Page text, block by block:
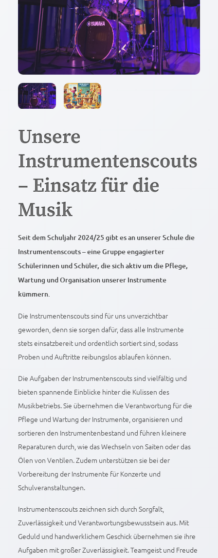
Unsere
Instrumentenscouts
– Einsatz für die
Musik
Seit dem Schuljahr 2024/25 gibt es an unserer Schule die
Instrumentenscouts – eine Gruppe engagierter
Schülerinnen und Schüler, die sich aktiv um die Pflege,
Wartung und Organisation unserer Instrumente
kümmern.
Die Instrumentenscouts sind für uns unverzichtbar
geworden, denn sie sorgen dafür, dass alle Instrumente
stets einsatzbereit und ordentlich sortiert sind, sodass
Proben und Auftritte reibungslos ablaufen können.
Die Aufgaben der Instrumentenscouts sind vielfältig und
bieten spannende Einblicke hinter die Kulissen des
Musikbetriebs. Sie übernehmen die Verantwortung für die
Pflege und Wartung der Instrumente, organisieren und
sortieren den Instrumentenbestand und führen kleinere
Reparaturen durch, wie das Wechseln von Saiten oder das
Ölen von Ventilen. Zudem unterstützen sie bei der
Vorbereitung der Instrumente für Konzerte und
Schulveranstaltungen.
Instrumentenscouts zeichnen sich durch Sorgfalt,
Zuverlässigkeit und Verantwortungsbewusstsein aus. Mit
Geduld und handwerklichem Geschick übernehmen sie ihre
Aufgaben mit großer Zuverlässigkeit. Teamgeist und Freude